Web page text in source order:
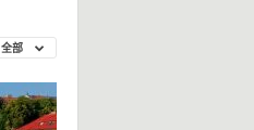
全部